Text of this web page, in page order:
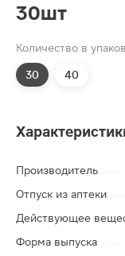
30шт
Количество в
30 40
Производитель
Отпуск из аптеки
Действующее
Форма выпуска